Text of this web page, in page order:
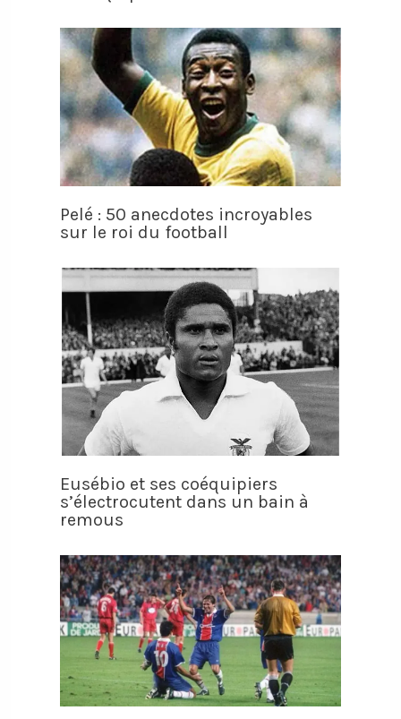
Pelé : 50 anecdotes incroyables
sur le roi du football
Eusébio et ses coéquipiers
s’électrocutent dans un bain à
remous